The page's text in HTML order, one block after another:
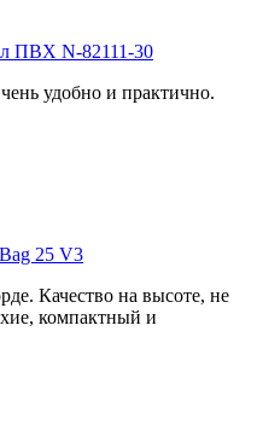
ПВХ N-82111-30
удобно и практично.
25 V3
Качество на высоте, не
компактный и